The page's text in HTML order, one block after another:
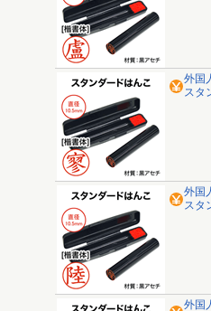
外国
スタ
外国
スタ
外国